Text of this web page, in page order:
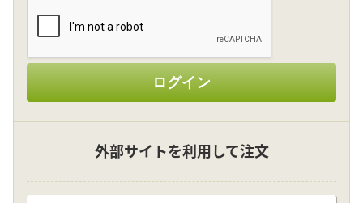
花言葉辞典
初めてのお客様
ログイン
外部サイトを利用して注文